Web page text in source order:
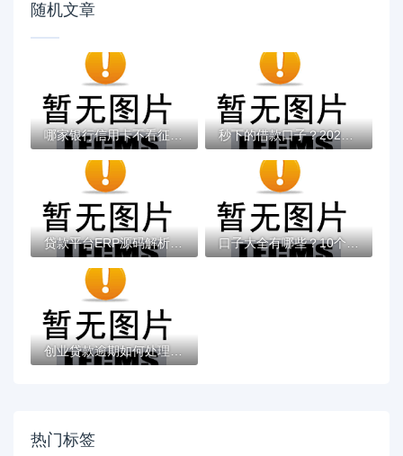
随机文章
哪家银行信用卡不看征信？靠谱推荐+秒批技巧... 秒下的借款口子？2026最新测评10个借钱快的...
贷款平台ERP源码解析与系统开发指南 口子大全有哪些？10个貌似免审批、无视负债...
创业贷款逾期如何处理？详细流程与解决方案...
热门标签